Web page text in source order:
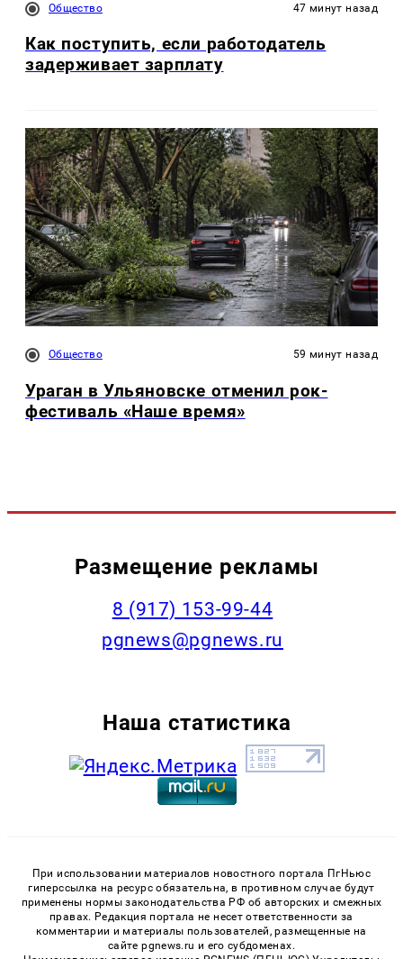
Общество 47 минут назад
Как поступить, если работодатель
задерживает зарплату
Общество 59 минут назад
Ураган в Ульяновске отменил рок-
фестиваль «Наше время»
Размещение рекламы
‭8 (917) 153-99-44
pgnews@pgnews.ru
Наша статистика
При использовании материалов новостного портала ПгНьюс
гиперссылка на ресурс обязательна, в противном случае будут
применены нормы законодательства РФ об авторских и смежных
правах. Редакция портала не несет ответственности за
комментарии и материалы пользователей, размещенные на
сайте pgnews.ru и его субдоменах.